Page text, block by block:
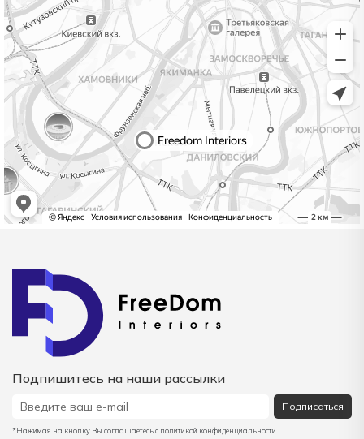
Подпишитесь на наши рассылки
Подписаться
*Нажимая на кнопку Вы соглашаетесь с политикой конфиденциальности